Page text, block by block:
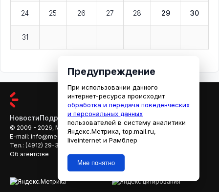
24 25 26 27 28 29 30
31
НовостиПодробностиАфишаКино
© 2009 - 2026, МЕДИАРЯЗАНЬ
E-mail: info@mediaryazan.ru,reklama@mediaryazan.ru
Тел.: (4912) 29-33-66
Об агентстве
Предупреждение
При использовании данного
интернет-ресурса происходит
обработка и передача поведенческих
и персональных данных
пользователей в систему аналитики
Яндекс.Метрика, top.mail.ru,
liveinternet и Рамблер
Мне понятно